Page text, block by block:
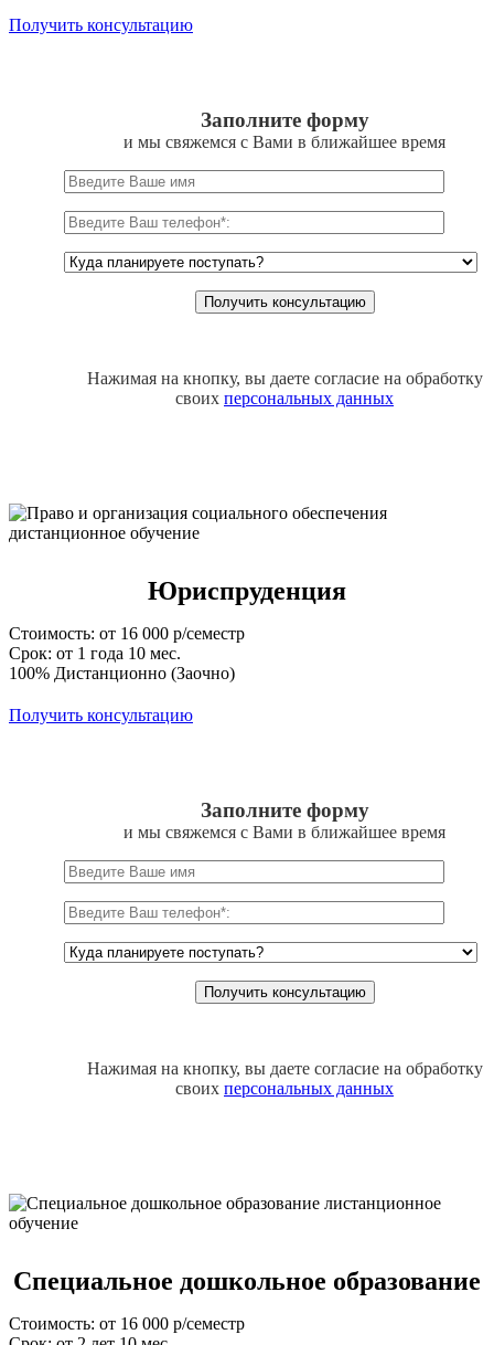
Получить консультацию
Заполните форму
и мы свяжемся с Вами в ближайшее время
Нажимая на кнопку, вы даете согласие на обработку
своих персональных данных
Юриспруденция
Стоимость: от 16 000 р/семестр
Срок: от 1 года 10 мес.
100% Дистанционно (Заочно)
Получить консультацию
Заполните форму
и мы свяжемся с Вами в ближайшее время
Нажимая на кнопку, вы даете согласие на обработку
своих персональных данных
Специальное дошкольное образование
Стоимость: от 16 000 р/семестр